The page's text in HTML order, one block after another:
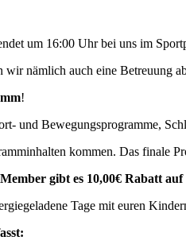
um 16:00 Uhr bei uns im
nämlich auch eine Betreuung
!
und Bewegungsprogramme,
kommen. Das finale
gibt es 10,00€ Rabatt auf
Tage mit euren